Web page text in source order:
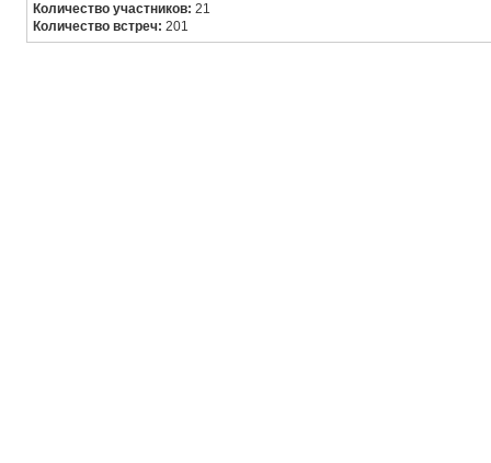
Количество участников:21
Количество встреч:201